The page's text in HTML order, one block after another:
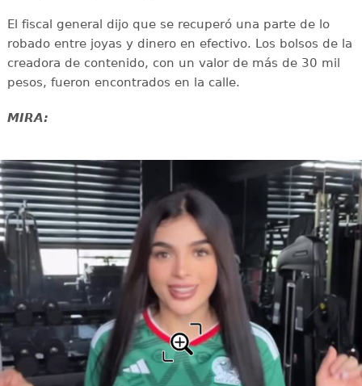
El fiscal general dijo que se recuperó una parte de lo
robado entre joyas y dinero en efectivo. Los bolsos de la
creadora de contenido, con un valor de más de 30 mil
pesos, fueron encontrados en la calle.
MIRA: